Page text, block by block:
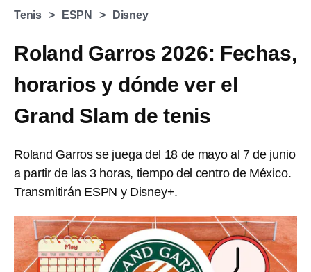
Tenis ESPN Disney
Roland Garros 2026: Fechas,
horarios y dónde ver el
Grand Slam de tenis
Roland Garros se juega del 18 de mayo al 7 de junio
a partir de las 3 horas, tiempo del centro de México.
Transmitirán ESPN y Disney+.